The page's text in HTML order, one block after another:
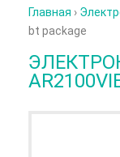
Главная ›
bt package